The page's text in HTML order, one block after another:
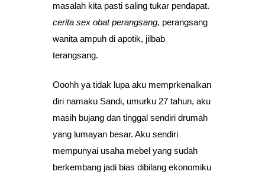
masalah kita pasti saling tukar pendapat.
cerita sex obat perangsang, perangsang
wanita ampuh di apotik, jilbab
terangsang.
Ooohh ya tidak lupa aku memprkenalkan
diri namaku Sandi, umurku 27 tahun, aku
masih bujang dan tinggal sendiri drumah
yang lumayan besar. Aku sendiri
mempunyai usaha mebel yang sudah
berkembang jadi bias dibilang ekonomiku